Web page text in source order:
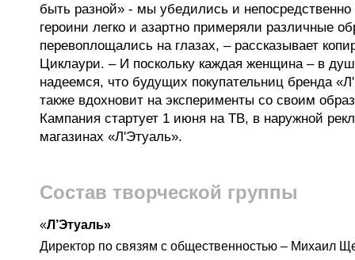
быть разной» - мы убедились и
героини легко и азартно примеряли различные
перевоплощались на глазах, – рассказывает
Циклаури. – И поскольку каждая женщина – в
надеемся, что будущих покупательниц бренда
также вдохновит на эксперименты со своим
Кампания стартует 1 июня на ТВ, в наружной
магазинах «Л'Этуаль».
Состав творческой группы
«Л’Этуаль»
Директор по связям с общественностью – Михаил